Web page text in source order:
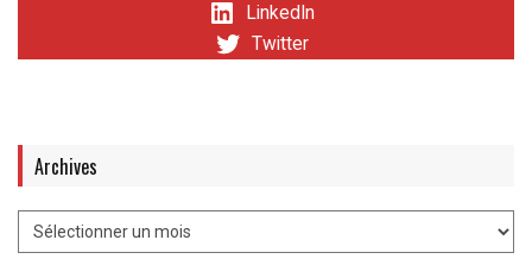
LinkedIn
Twitter
Archives